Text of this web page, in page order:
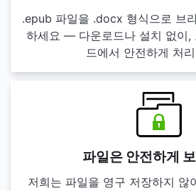
.epub 파일을 .docx 형식으로 브
하세요 — 다운로드나 설치 없이,
드에서 안전하게 처
파일은 안전하게
저희는 파일을 영구 저장하지 않